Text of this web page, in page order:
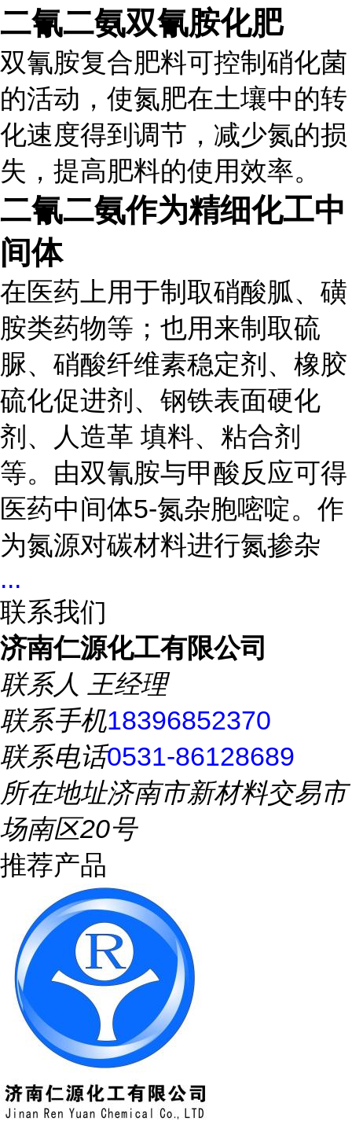
二氰二氨双氰胺化肥
双氰胺复合肥料可控制硝化菌
的活动，使氮肥在土壤中的转
化速度得到调节，减少氮的损
失，提高肥料的使用效率。
二氰二氨作为精细化工中
间体
在医药上用于制取硝酸胍、磺
胺类药物等；也用来制取硫
脲、硝酸纤维素稳定剂、橡胶
硫化促进剂、钢铁表面硬化
剂、人造革 填料、粘合剂
等。由双氰胺与甲酸反应可得
医药中间体5-氮杂胞嘧啶。作
为氮源对碳材料进行氮掺杂
...
联系我们
济南仁源化工有限公司
联系人 王经理
联系手机18396852370
联系电话0531-86128689
所在地址济南市新材料交易市
场南区20号
推荐产品